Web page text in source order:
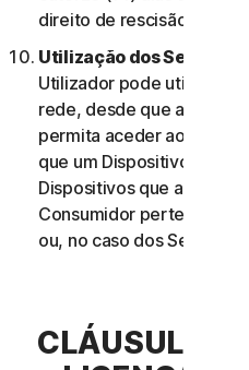
direito de rescisão do
Utilização dos Serviços
Utilizador pode utilizar os
rede, desde que a sua
permita aceder aos
que um Dispositivo e
Dispositivos que aceda
Consumidor pertença a
ou, no caso dos Serviços
CLÁUSULA